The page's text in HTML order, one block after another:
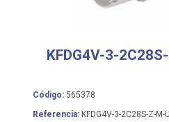
KFDG4V-3-
Código: 565378
Referencia: KFDG4V-3-2C28S-Z-M-